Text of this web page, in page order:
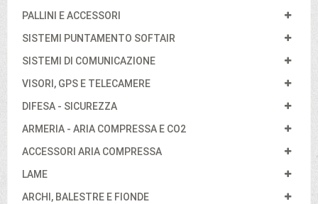
PALLINI E ACCESSORI
SISTEMI PUNTAMENTO SOFTAIR
SISTEMI DI COMUNICAZIONE
VISORI, GPS E TELECAMERE
DIFESA - SICUREZZA
ARMERIA - ARIA COMPRESSA E CO2
ACCESSORI ARIA COMPRESSA
LAME
ARCHI, BALESTRE E FIONDE